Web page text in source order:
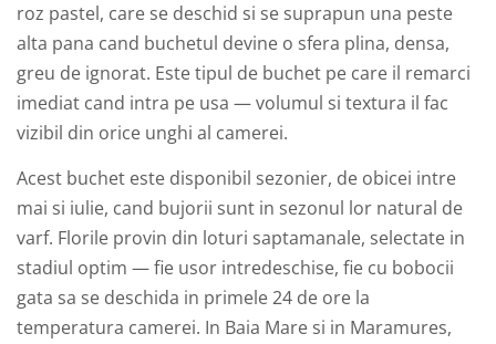
roz pastel, care se deschid si se suprapun una peste
alta pana cand buchetul devine o sfera plina, densa,
greu de ignorat. Este tipul de buchet pe care il remarci
imediat cand intra pe usa — volumul si textura il fac
vizibil din orice unghi al camerei.
Acest buchet este disponibil sezonier, de obicei intre
mai si iulie, cand bujorii sunt in sezonul lor natural de
varf. Florile provin din loturi saptamanale, selectate in
stadiul optim — fie usor intredeschise, fie cu bobocii
gata sa se deschida in primele 24 de ore la
temperatura camerei. In Baia Mare si in Maramures,